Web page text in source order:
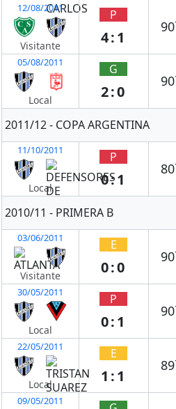
12/08/2011
Visitante
P
4:1
05/08/2011
Local
G
2:0
2011/12 - COPA ARGENTINA
11/10/2011
Local
P
0:1
2010/11 - PRIMERA B
03/06/2011
Visitante
E
0:0
30/05/2011
Local
P
0:1
22/05/2011
Local
E
1:1
09/05/2011